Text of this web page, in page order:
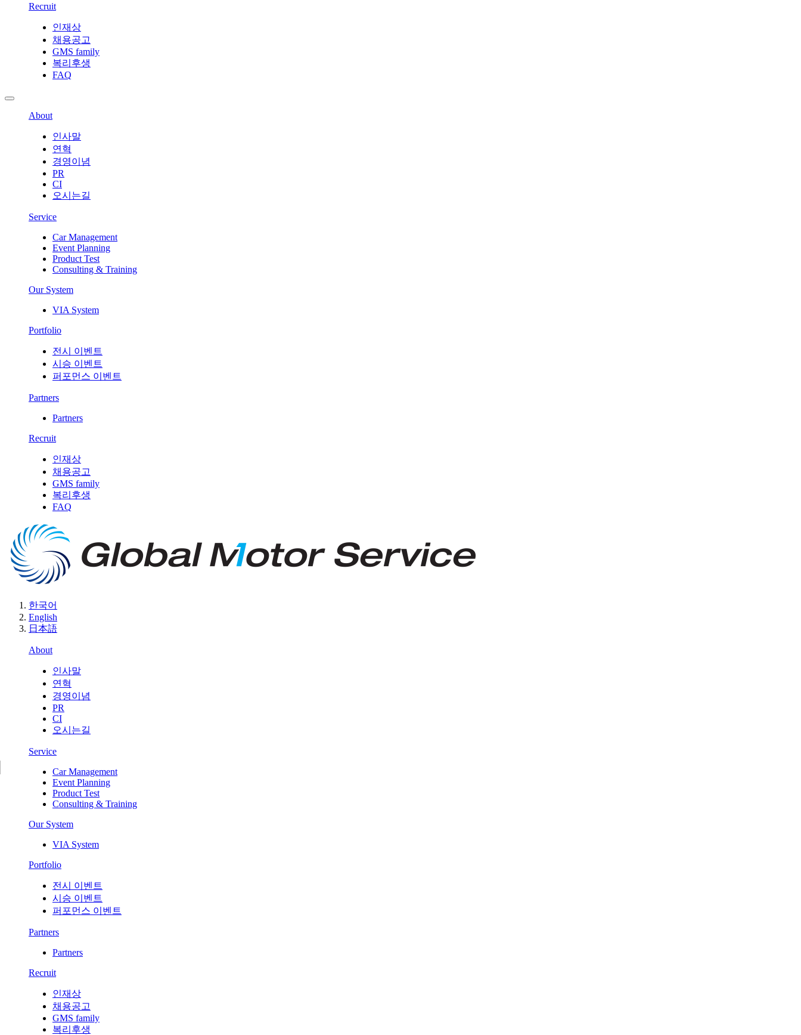
Recruit
인재상
채용공고
GMS family
복리후생
FAQ
About
인사말
연혁
경영이념
PR
CI
오시는길
Service
Car Management
Event Planning
Product Test
Consulting & Training
Our System
VIA System
Portfolio
전시 이벤트
시승 이벤트
퍼포먼스 이벤트
Partners
Partners
Recruit
인재상
채용공고
GMS family
복리후생
FAQ
한국어
English
日本語
About
인사말
연혁
경영이념
PR
CI
오시는길
Service
Car Management
Event Planning
Product Test
Consulting & Training
Our System
VIA System
Portfolio
전시 이벤트
시승 이벤트
퍼포먼스 이벤트
Partners
Partners
Recruit
인재상
채용공고
GMS family
복리후생